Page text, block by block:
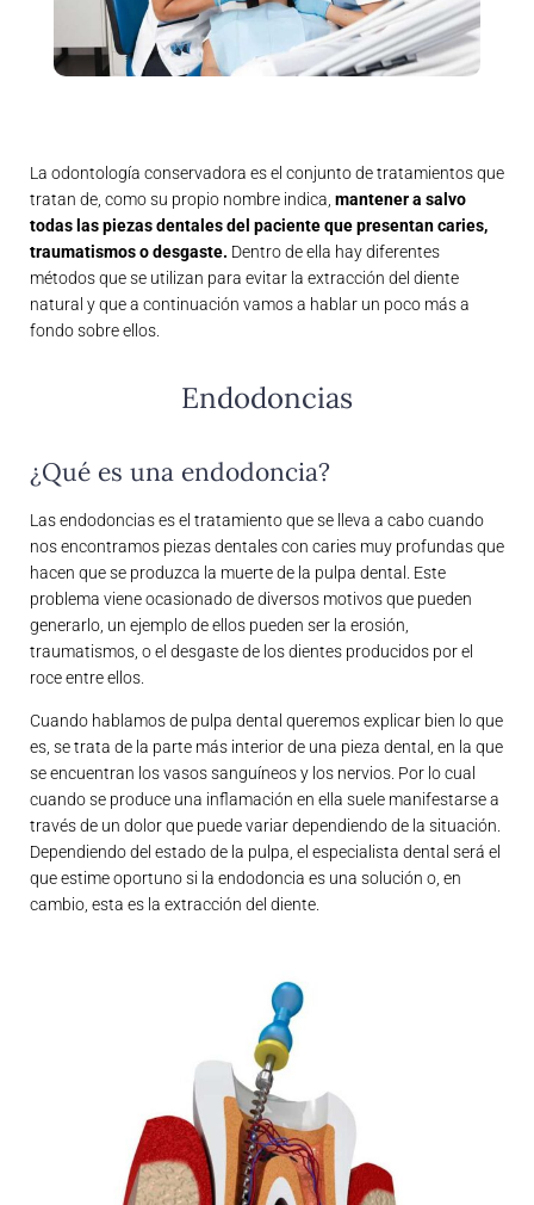
La odontología conservadora es el conjunto de tratamientos que
tratan de, como su propio nombre indica, mantener a salvo
todas las piezas dentales del paciente que presentan caries,
traumatismos o desgaste. Dentro de ella hay diferentes
métodos que se utilizan para evitar la extracción del diente
natural y que a continuación vamos a hablar un poco más a
fondo sobre ellos.
Endodoncias
¿Qué es una endodoncia?
Las endodoncias es el tratamiento que se lleva a cabo cuando
nos encontramos piezas dentales con caries muy profundas que
hacen que se produzca la muerte de la pulpa dental. Este
problema viene ocasionado de diversos motivos que pueden
generarlo, un ejemplo de ellos pueden ser la erosión,
traumatismos, o el desgaste de los dientes producidos por el
roce entre ellos.
Cuando hablamos de pulpa dental queremos explicar bien lo que
es, se trata de la parte más interior de una pieza dental, en la que
se encuentran los vasos sanguíneos y los nervios. Por lo cual
cuando se produce una inflamación en ella suele manifestarse a
través de un dolor que puede variar dependiendo de la situación.
Dependiendo del estado de la pulpa, el especialista dental será el
que estime oportuno si la endodoncia es una solución o, en
cambio, esta es la extracción del diente.